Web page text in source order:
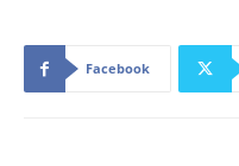
Facebook